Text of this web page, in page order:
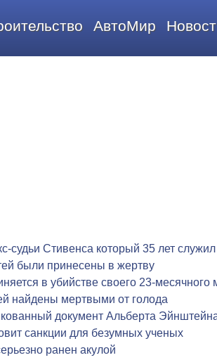
АвтоМир
судьи Стивенса который 35 лет
были принесены в жертву
в убийстве своего 23-
найдены мертвыми от голода
документ Альберта
санкции для безумных ученых
ранен акулой